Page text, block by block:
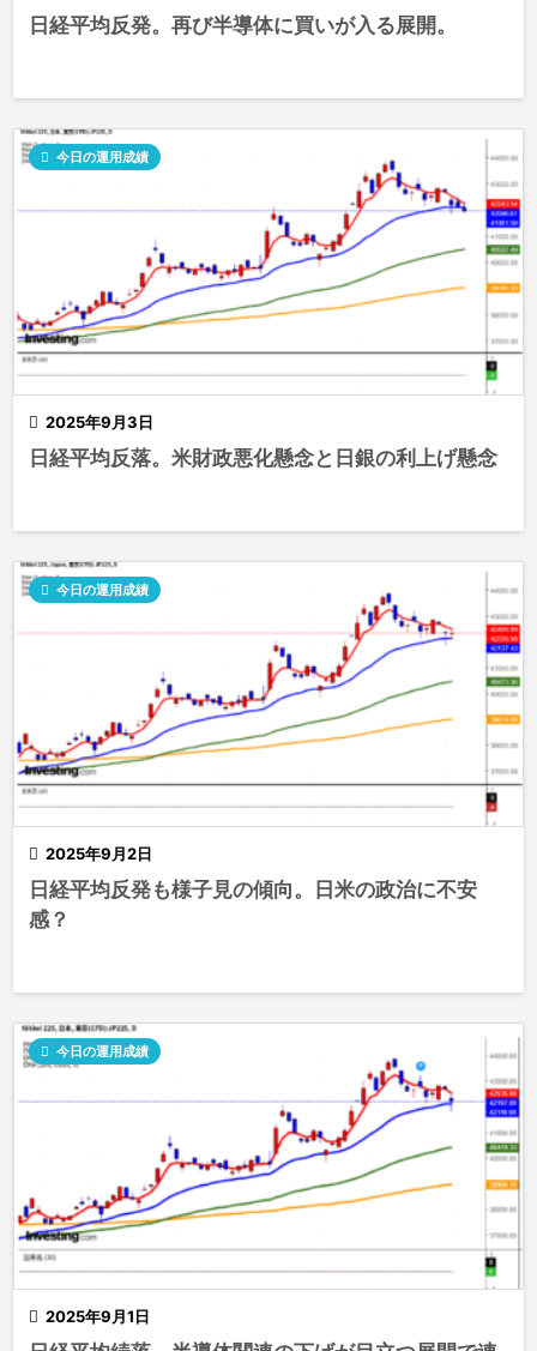
日経平均反発。再び半導体に買いが入る展開。
 2025年9月3日
 今日の運用成績
日経平均反落。米財政悪化懸念と日銀の利上げ懸念
 2025年9月2日
 今日の運用成績
日経平均反発も様子見の傾向。日米の政治に不安
感？
 2025年9月1日
 今日の運用成績